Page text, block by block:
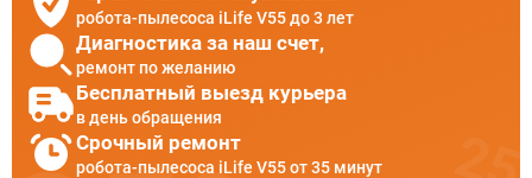
робота-пылесоса iLife V55 до 3 лет
Диагностика за наш счет,
ремонт по желанию
Бесплатный выезд курьера
в день обращения
Срочный ремонт
робота-пылесоса iLife V55 от 35 минут